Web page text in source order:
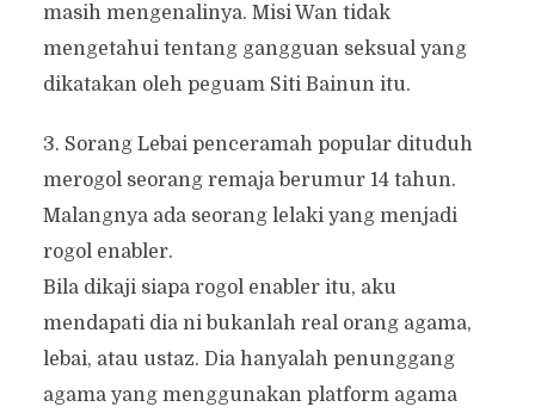
masih mengenalinya. Misi Wan tidak
mengetahui tentang gangguan seksual yang
dikatakan oleh peguam Siti Bainun itu.
3. Sorang Lebai penceramah popular dituduh
merogol seorang remaja berumur 14 tahun.
Malangnya ada seorang lelaki yang menjadi
rogol enabler.
Bila dikaji siapa rogol enabler itu, aku
mendapati dia ni bukanlah real orang agama,
lebai, atau ustaz. Dia hanyalah penunggang
agama yang menggunakan platform agama